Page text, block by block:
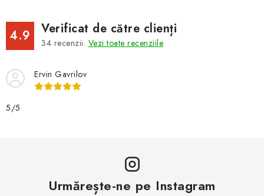
4.9 Verificat de către clienți
34 recenzii. Vezi toate recenziile
Ervin Gavrilov
5/5
Urmărește-ne pe Instagram